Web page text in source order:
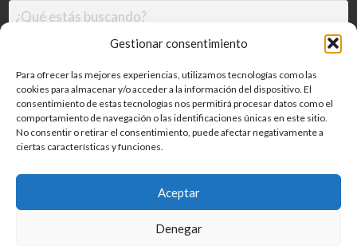
Gestionar consentimiento
Para ofrecer las mejores experiencias, utilizamos tecnologías como las
cookies para almacenar y/o acceder a la información del dispositivo. El
consentimiento de estas tecnologías nos permitirá procesar datos como el
comportamiento de navegación o las identificaciones únicas en este sitio.
No consentir o retirar el consentimiento, puede afectar negativamente a
ciertas características y funciones.
Aceptar
Denegar